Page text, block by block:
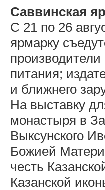
Саввинская
С 21 по 26
ярмарку
производители
питания;
и ближнего
На выставку
монастыря в
Выксунского
Божией Матери
честь
Казанской